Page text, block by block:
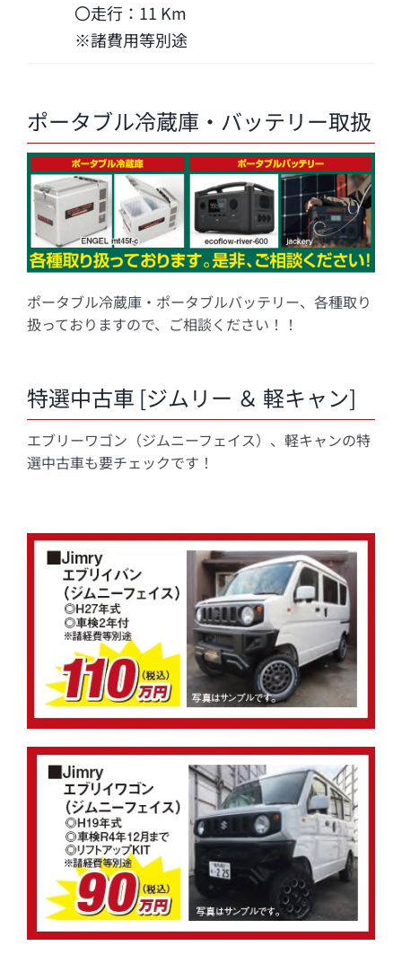
〇走行：11 Km
※諸費用等別途
ポータブル冷蔵庫・バッテリー取扱
ポータブル冷蔵庫・ポータブルバッテリー、各種取り
扱っておりますので、ご相談ください！！
特選中古車 [ジムリー ＆ 軽キャン]
エブリーワゴン（ジムニーフェイス）、軽キャンの特
選中古車も要チェックです！